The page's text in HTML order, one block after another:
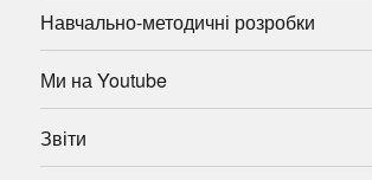
Навчально-методичні розробки
Ми на Youtube
Звіти